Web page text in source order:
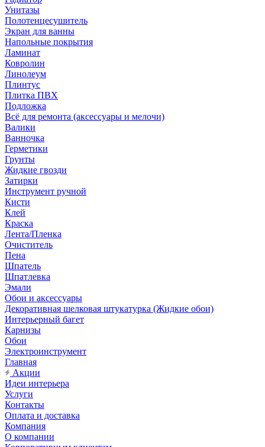
Унитазы
Полотенцесушитель
Экран для ванны
Напольные покрытия
Ламинат
Ковролин
Линолеум
Плинтус
Плитка ПВХ
Подложка
Всё для ремонта (аксессуары и мелочи)
Валики
Ванночка
Герметики
Грунты
Жидкие гвозди
Затирки
Инструмент ручной
Кисти
Клей
Краска
Лента/Пленка
Очиститель
Пена
Шпатель
Шпатлевка
Эмали
Обои и аксессуары
Декоративная шелковая штукатурка (Жидкие обои)
Интерьерный багет
Карнизы
Обои
Электроинструмент
Главная
Акции
Идеи интерьера
Услуги
Контакты
Оплата и доставка
Компания
О компании